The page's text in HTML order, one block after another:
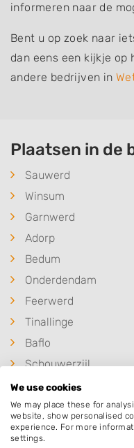
informeren naar de
Bent u op zoek naar
dan eens een kijkje
andere bedrijven in
Plaatsen in de
Sauwerd
Winsum
Garnwerd
Adorp
Bedum
Onderdendam
Feerwerd
Tinallinge
Baflo
Schouwerzijl
Ezinge
Mensingeweer
We use cookies
We may place these for
website, show personalised
experience. For more
settings.